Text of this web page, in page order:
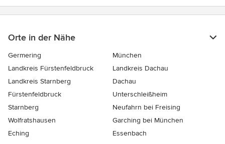
Orte in der Nähe
Germering
München
Landkreis Fürstenfeldbruck
Landkreis Dachau
Landkreis Starnberg
Dachau
Fürstenfeldbruck
Unterschleißheim
Starnberg
Neufahrn bei Freising
Wolfratshausen
Garching bei München
Eching
Essenbach